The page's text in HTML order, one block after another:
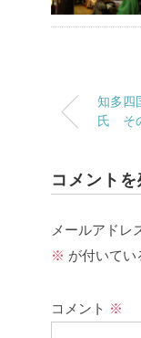
知多
氏 そ
コメントを
メールアドレ
※ が付いてい
コメント ※